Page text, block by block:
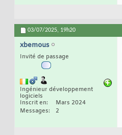
03/07/2025, 19h20
xbemous
Invité de passage
Ingénieur développement
logiciels
Inscrit en
Mars 2024
Messages
2